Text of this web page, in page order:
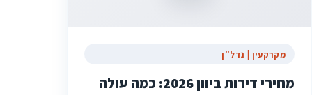
מקרקעין | נדל"ן
מחירי דירות ביוון 2026: כמה עולה